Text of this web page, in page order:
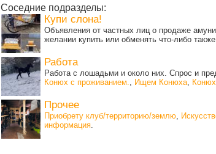
Соседние подразделы:
Купи слона!
Объявления от частных лиц о продаже
желании купить или обменять что-либо
Работа
Работа с лошадьми и около них. Спрос и
Конюх с проживанием., Ищем Конюха,
Прочее
Приобрету клуб/территорию/землю,
информация.